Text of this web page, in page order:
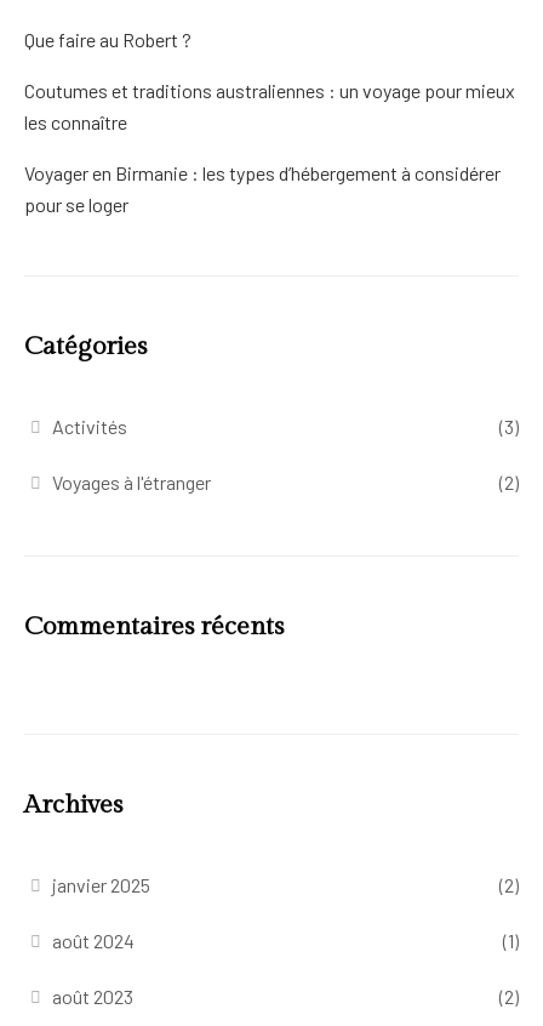
Que faire au Robert ?
Coutumes et traditions australiennes : un voyage pour mieux
les connaître
Voyager en Birmanie : les types d’hébergement à considérer
pour se loger
Catégories
Activités (3)
Voyages à l'étranger (2)
Commentaires récents
Archives
janvier 2025 (2)
août 2024 (1)
août 2023 (2)